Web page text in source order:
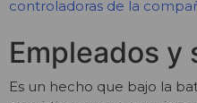
controladoras de la
Empleados y
Es un hecho que bajo la